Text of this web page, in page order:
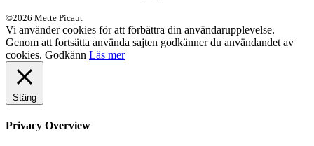
©2026 Mette Picaut
Vi använder cookies för att förbättra din användarupplevelse.
Genom att fortsätta använda sajten godkänner du användandet av
cookies. Godkänn Läs mer
Stäng
Privacy Overview